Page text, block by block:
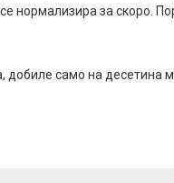
нормализира за скоро.
добиле само на десетина